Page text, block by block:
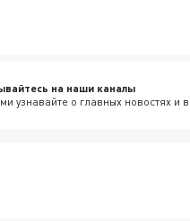
на наши каналы
узнавайте о главных новостях и